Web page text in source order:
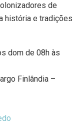
de
história e tradições
dom de 08h às
Finlândia –